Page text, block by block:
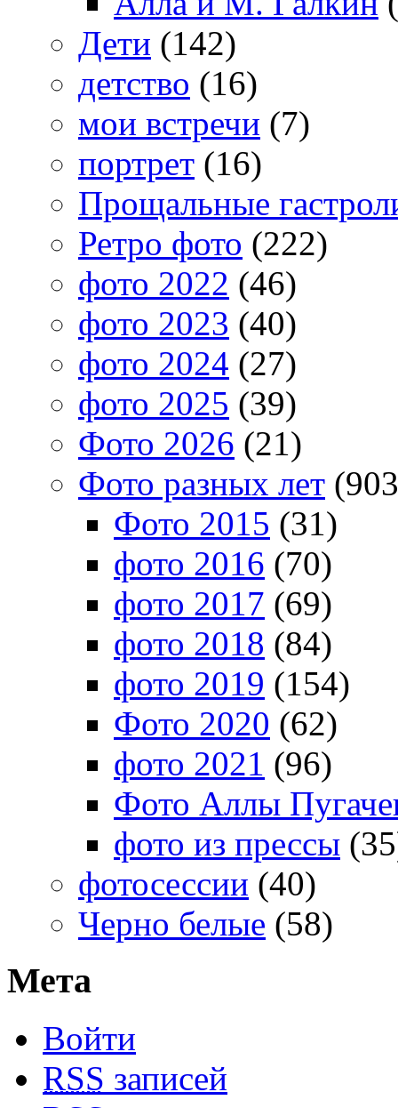
Дети (142)
детство (16)
мои встречи (7)
портрет (16)
Прощальные
Ретро фото (222)
фото 2022 (46)
фото 2023 (40)
фото 2024 (27)
фото 2025 (39)
Фото 2026 (21)
Фото разных лет
Фото 2015 (31)
фото 2016 (70)
фото 2017 (69)
фото 2018 (84)
фото 2019 (154)
Фото 2020 (62)
фото 2021 (96)
Фото Аллы
фото из прессы
фотосессии (40)
Черно белые (58)
Мета
Войти
RSS записей